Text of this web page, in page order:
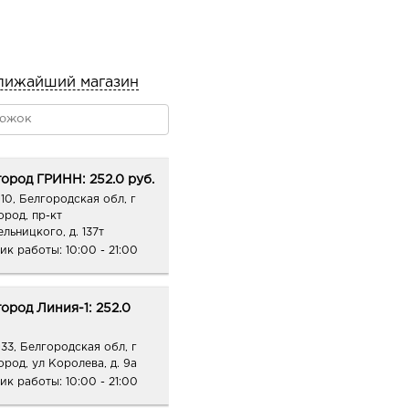
спирт, полисорбат-60,
кислота,
гидроксид
экстракт Codium
композиция,
barbadensis (алоэ),
магазин
ГРИНН: 252.0 руб.
Белгородская обл, г
пр-кт
д. 137т
работы: 10:00 - 21:00
Линия-1: 252.0
Белгородская обл, г
ул Королева, д. 9а
работы: 10:00 - 21:00